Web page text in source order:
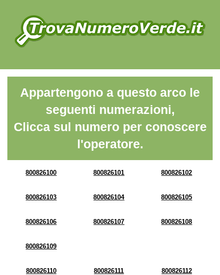
Appartengono a questo arco le
seguenti numerazioni,
Clicca sul numero per conoscere
l'operatore.
800826100 800826101 800826102
800826103 800826104 800826105
800826106 800826107 800826108
800826109
800826110 800826111 800826112